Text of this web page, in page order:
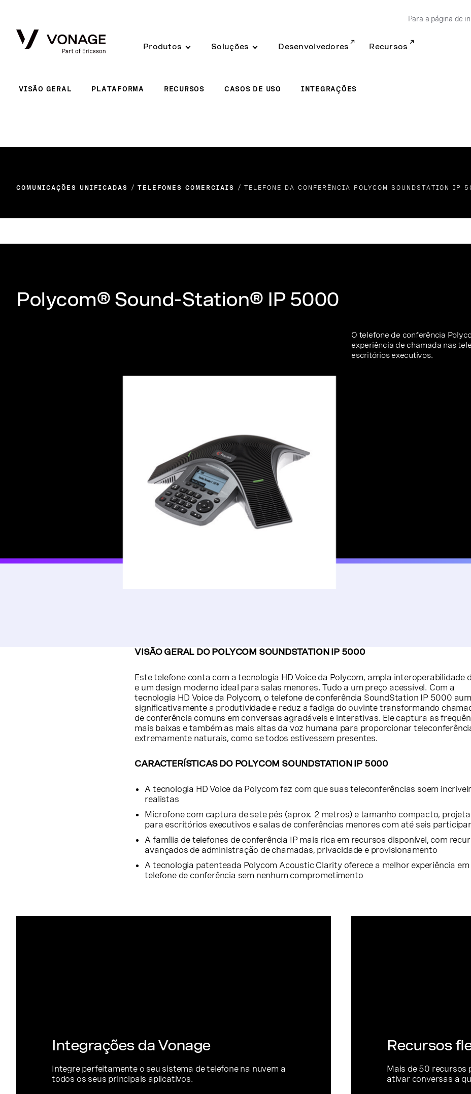
Produtos Soluções Desenvolvedores Recursos
Para a página de
VISÃO GERAL PLATAFORMA RECURSOS CASOS DE USO INTEGRAÇÕES
COMUNICAÇÕES UNIFICADAS TELEFONES COMERCIAIS TELEFONE DA CONFERÊNCIA POLYCOM SOUNDSTATION IP
Polycom® Sound-Station® IP 5000
O telefone de conferência
experiência de chamada nas
escritórios executivos.
VISÃO GERAL DO POLYCOM SOUNDSTATION IP 5000
Este telefone conta com a tecnologia HD Voice da Polycom, ampla interoperabilidade
e um design moderno ideal para salas menores. Tudo a um preço acessível. Com a
tecnologia HD Voice da Polycom, o telefone de conferência SoundStation IP 5000
significativamente a produtividade e reduz a fadiga do ouvinte transformando
de conferência comuns em conversas agradáveis e interativas. Ele captura as
mais baixas e também as mais altas da voz humana para proporcionar
extremamente naturais, como se todos estivessem presentes.
CARACTERÍSTICAS DO POLYCOM SOUNDSTATION IP 5000
A tecnologia HD Voice da Polycom faz com que suas teleconferências soem
realistas
Microfone com captura de sete pés (aprox. 2 metros) e tamanho compacto,
para escritórios executivos e salas de conferências menores com até seis
A família de telefones de conferência IP mais rica em recursos disponível, com
avançados de administração de chamadas, privacidade e provisionamento
A tecnologia patenteada Polycom Acoustic Clarity oferece a melhor experiência em
telefone de conferência sem nenhum comprometimento
Integrações da Vonage
Integre perfeitamente o seu sistema de telefone na nuvem a
todos os seus principais aplicativos.
Recursos
Mais de 50 recursos
ativar conversas a